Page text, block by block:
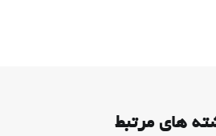
های مرتبط